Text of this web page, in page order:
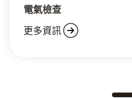
電氣檢查
更多資訊